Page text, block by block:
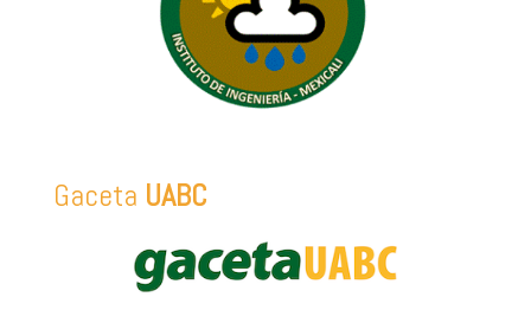
Gaceta UABC